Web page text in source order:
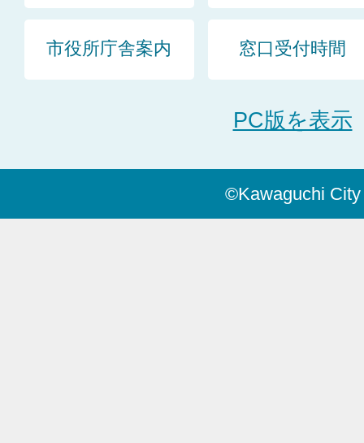
市役所庁舎案内 窓口受付時間
PC版を表示
©Kawaguchi City